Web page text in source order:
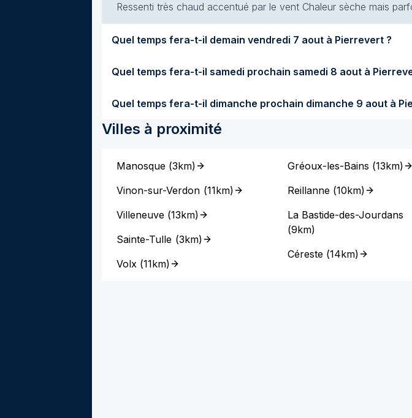
Ressenti très chaud accentué par le vent Chaleur sèche mais
Quel temps fera-t-il demain vendredi 7 aout à Pierrevert ?
Quel temps fera-t-il samedi prochain samedi 8 aout
Quel temps fera-t-il dimanche
Villes à proximité
Manosque (3km)
Vinon-sur-Verdon (11km)
Villeneuve (13km)
Sainte-Tulle (3km)
Volx (11km)
Gréoux-les-Bains (13km)
Reillanne (10km)
La Bastide-des-Jourdans
(9km)
Céreste (14km)